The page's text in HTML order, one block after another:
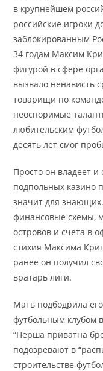
в крупнейшем
российские игроки
заблокированным
34 годам Максим
фигурой в сфере
вызвало ненависть
товарищи по
неоспоримые
любительским
десять лет смог
Просто он владеет
подпольных казино
значит для
финансовые схемы,
островов и счета в
стихия Максима
ранее он получил
вратарь лиги.
Мать подбодрила
футбольным клубом
“Перша приватна
подозревают в
строительстве